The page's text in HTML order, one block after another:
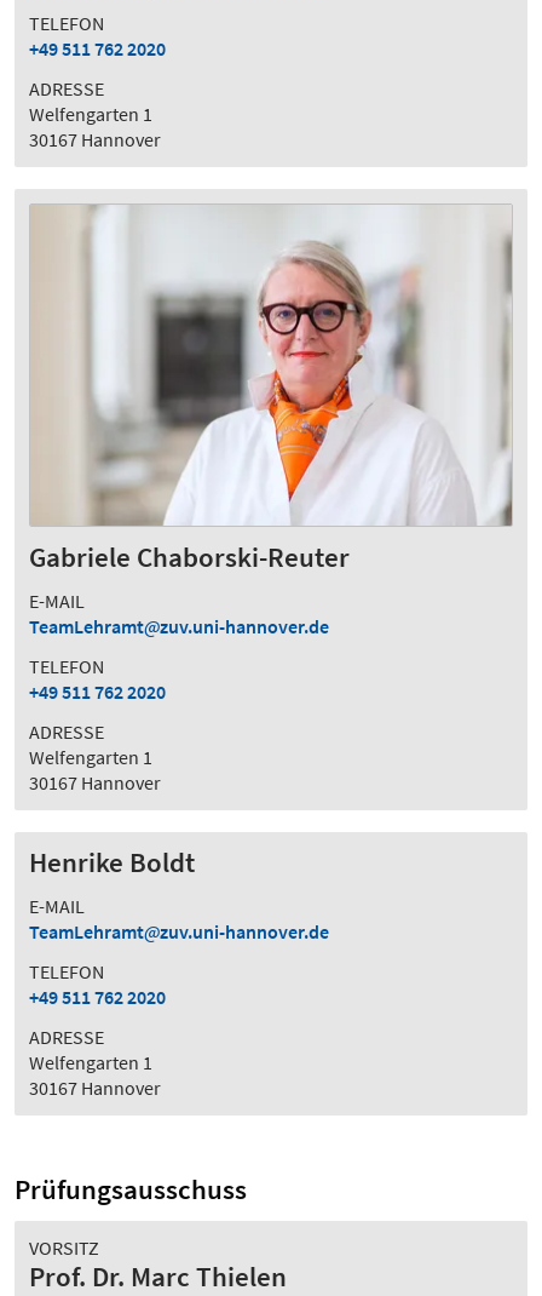
TELEFON
+49 511 762 2020
ADRESSE
Welfengarten 1
30167 Hannover
Gabriele Chaborski-Reuter
E-MAIL
TeamLehramt
zuv.uni-hannover.de
TELEFON
+49 511 762 2020
ADRESSE
Welfengarten 1
30167 Hannover
Henrike Boldt
E-MAIL
TeamLehramt
zuv.uni-hannover.de
TELEFON
+49 511 762 2020
ADRESSE
Welfengarten 1
30167 Hannover
Prüfungsausschuss
VORSITZ
Prof. Dr. Marc Thielen